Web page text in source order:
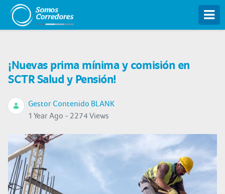
¡Nuevas prima mínima y comisión en
SCTR Salud y Pensión!
Gestor Contenido BLANK
1 Year Ago - 2274 Views